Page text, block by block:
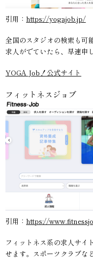
引用：https://yogajob.jp/
全国のスタジオの検索も可
求人がでていたら、早速申
YOGA Job！公式サイト
フィットネスジョブ
引用：https://
フィットネス系の求人サイ
せます。スポーツクラブな